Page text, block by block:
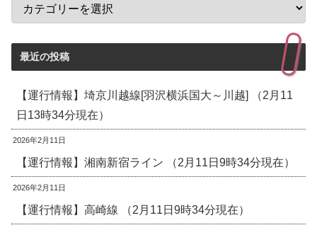
最近の投稿
【運行情報】埼京川越線[羽沢横浜国大～川越] （2月11
日13時34分現在）
2026年2月11日
【運行情報】湘南新宿ライン （2月11日9時34分現在）
2026年2月11日
【運行情報】高崎線 （2月11日9時34分現在）